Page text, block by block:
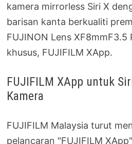
kamera mirrorless Siri X
barisan kanta berkualiti
FUJINON Lens XF8mmF3.5
khusus, FUJIFILM XApp.
FUJIFILM XApp untuk
Kamera
FUJIFILM Malaysia turut
pelancaran "FUJIFILM